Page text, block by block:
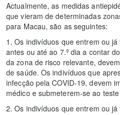
Actualmente, as medidas
que vieram de determinadas
para Macau, são as seguintes:
1. Os indivíduos que entrem ou
antes ou até ao 7.º dia a contar
da zona de risco relevante,
de saúde. Os indivíduos que
infecção pela COVID-19, devem
médico e submeterem-se ao
2. Os indivíduos que entrem ou